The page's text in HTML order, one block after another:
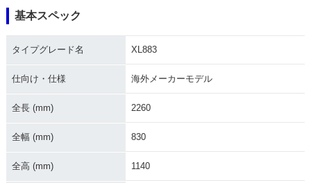
2006年 XL883
基本スペック
タイプグレード名 XL883
仕向け・仕様 海外メーカーモデル
全長 (mm) 2260
全幅 (mm) 830
全高 (mm) 1140